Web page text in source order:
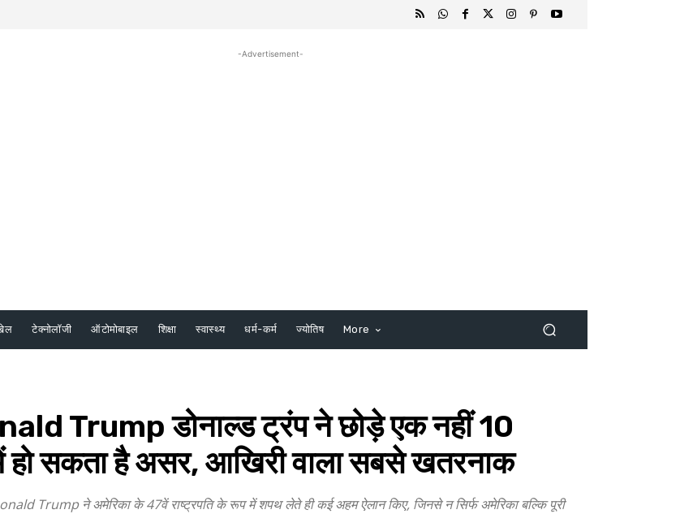
-Advertisement-
टेक्नोलॉजी ऑटोमोबाइल शिक्षा स्वास्थ्य धर्म-कर्म ज्योतिष More
Trump डोनाल्ड ट्रंप ने छोड़े एक नहीं 10
में हो सकता है असर, आखिरी वाला सबसे खतरनाक
Trump ने अमेरिका के 47वें राष्ट्रपति के रूप में शपथ लेते ही कई अहम ऐलान किए, जिनसे न सिर्फ अमेरिका बल्कि पूरी